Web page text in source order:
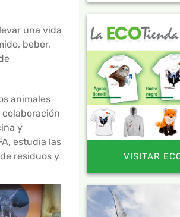
una vida
beber,
animales
colaboración
y
estudia las
residuos y
VISITAR